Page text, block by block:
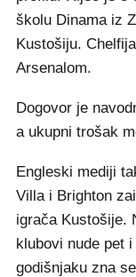
školu Dinama iz
Kustošiju.
Arsenalom.
Dogovor je
a ukupni trošak
Engleski mediji
Villa i Brighton
igrača Kustošije.
klubovi nude pet
godišnjaku zna